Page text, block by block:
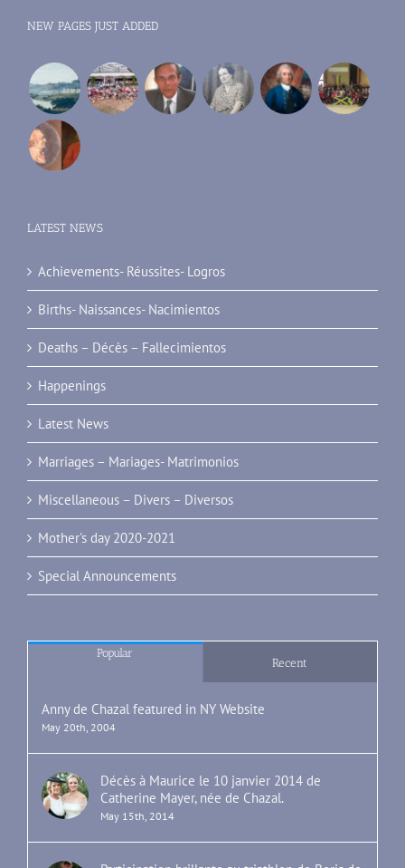
NEW PAGES JUST ADDED
LATEST NEWS
Achievements- Réussites- Logros
Births- Naissances- Nacimientos
Deaths – Décès – Fallecimientos
Happenings
Latest News
Marriages – Mariages- Matrimonios
Miscellaneous – Divers – Diversos
Mother's day 2020-2021
Special Announcements
Popular
Recent
Anny de Chazal featured in NY Website
May 20th, 2004
Décès à Maurice le 10 janvier 2014 de
Catherine Mayer, née de Chazal.
May 15th, 2014